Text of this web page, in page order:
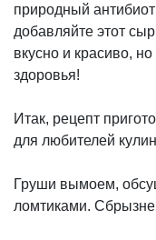
природный
добавляйте этот
вкусно и красиво,
здоровья!
Итак, рецепт
для любителей
Груши вымоем,
ломтиками.